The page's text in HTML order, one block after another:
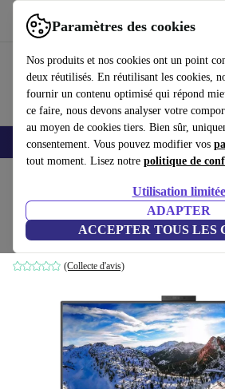
Paramètres des cookies
Nos produits et nos cookies ont un point
deux réutilisés. En réutilisant les cookies,
fournir un contenu optimisé qui répond
ce faire, nous devons analyser votre
au moyen de cookies tiers. Bien sûr,
consentement. Vous pouvez modifier vos
tout moment. Lisez notre politique de
Utilisation limitée
ADAPTER
ACCEPTER TOUS LES
Utilisez refurbed rapidement et facilement
Smartphones Laptops Tablettes Montres
Philips P-line 326P1H |
Noir
(Collecte d'avis)